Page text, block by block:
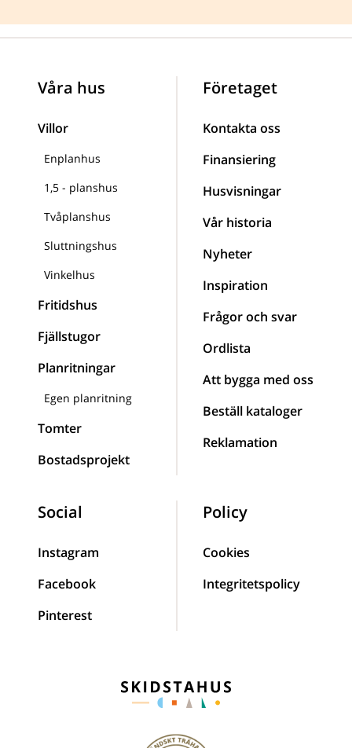
Våra hus
Villor
Enplanhus
1,5 - planshus
Tvåplanshus
Sluttningshus
Vinkelhus
Fritidshus
Fjällstugor
Planritningar
Egen planritning
Tomter
Bostadsprojekt
Företaget
Kontakta oss
Finansiering
Husvisningar
Vår historia
Nyheter
Inspiration
Frågor och svar
Ordlista
Att bygga med oss
Beställ kataloger
Reklamation
Social
Instagram
Facebook
Pinterest
Policy
Cookies
Integritetspolicy